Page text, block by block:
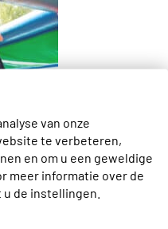
van onze
te verbeteren,
en om u een geweldige
meer informatie over de
de instellingen.